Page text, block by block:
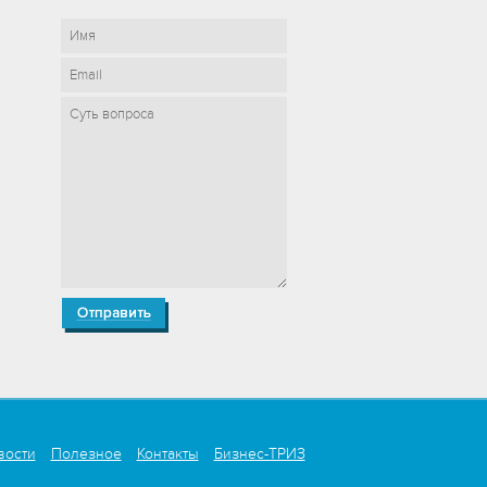
Полезное Контакты Бизнес-ТРИЗ